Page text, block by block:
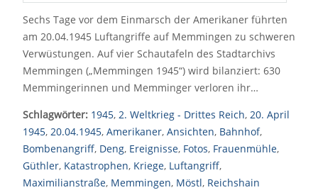
Sechs Tage vor dem Einmarsch der Amerikaner führten
am 20.04.1945 Luftangriffe auf Memmingen zu schweren
Verwüstungen. Auf vier Schautafeln des Stadtarchivs
Memmingen („Memmingen 1945“) wird bilanziert: 630
Memmingerinnen und Memminger verloren ihr…
Schlagwörter: 1945, 2. Weltkrieg - Drittes Reich, 20. April
1945, 20.04.1945, Amerikaner, Ansichten, Bahnhof,
Bombenangriff, Deng, Ereignisse, Fotos, Frauenmühle,
Güthler, Katastrophen, Kriege, Luftangriff,
Maximilianstraße, Memmingen, Möstl, Reichshain